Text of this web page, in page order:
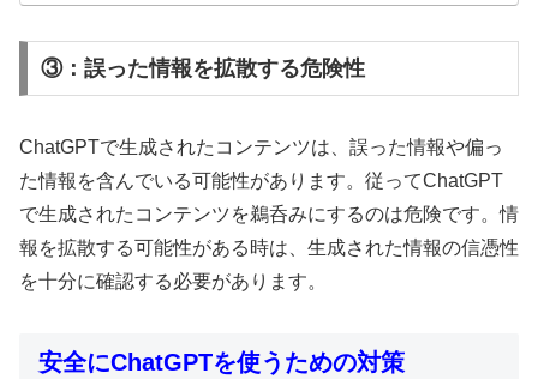
③：誤った情報を拡散する危険性
ChatGPTで生成されたコンテンツは、誤った情報や偏っ
た情報を含んでいる可能性があります。従ってChatGPT
で生成されたコンテンツを鵜呑みにするのは危険です。情
報を拡散する可能性がある時は、生成された情報の信憑性
を十分に確認する必要があります。
安全にChatGPTを使うための対策